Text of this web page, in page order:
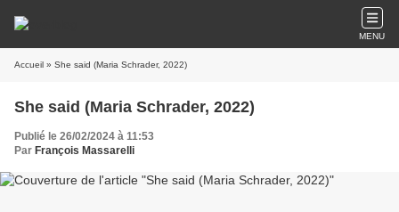
MENU
Accueil » She said (Maria Schrader, 2022)
She said (Maria Schrader, 2022)
Publié le 26/02/2024 à 11:53
Par François Massarelli